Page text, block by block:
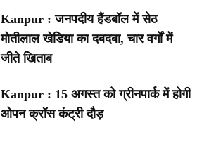
Kanpur : जनपदीय हैंडबॉल में सेठ
मोतीलाल खेडिया का दबदबा, चार वर्गों में
जीते खिताब
Kanpur : 15 अगस्त को ग्रीनपार्क में होगी
ओपन क्रॉस कंट्री दौड़